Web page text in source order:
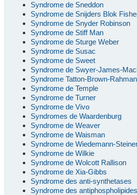
Syndrome de Sneddon
Syndrome de Snijders Blok
Syndrome de Snyder Robinson
Syndrome de Stiff Man
Syndrome de Sturge Weber
Syndrome de Susac
Syndrome de Sweet
Syndrome de Swyer-James-
Syndrome Tatton-Brown-Rahman
Syndrome de Temple
Syndrome de Turner
Syndrome de Vivo
Syndromes de Waardenburg
Syndrome de Weaver
Syndrome de Waisman
Syndrome de Wiedemann-
Syndrome de Wilkie
Syndrome de Wolcott Rallison
Syndrome de Xia-Gibbs
Syndrome des anti-synthetases
Syndrome des